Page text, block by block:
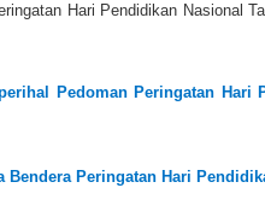
Hari Pendidikan Nasional
Pedoman Peringatan Hari
Bendera Peringatan Hari